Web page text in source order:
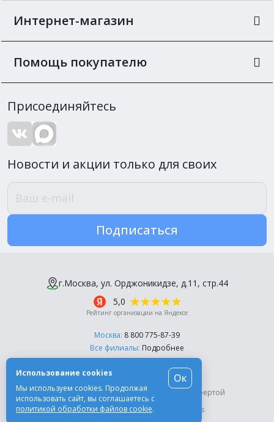
Интернет-магазин
Помощь покупателю
Присоединяйтесь
Новости и акции только для своих
Подписаться
© Компания «Эль-Дент», 2003-2026
Цены на сайте не являются публичной офертой
Разработка сайта -Moscow Dynamics
г.Москва, ул. Орджоникидзе, д.11, стр.44
5,0
Рейтинг организации на Яндексе
Москва: 8 800 775-87-39
Все филиалы: Подробнее
Пн-Пт, с 10:00 до 18:00
Использование cookies
Мы используем cookies. Продолжая
использовать сайт, вы соглашаетесь с
политикой обработки файлов cookie.
Ок